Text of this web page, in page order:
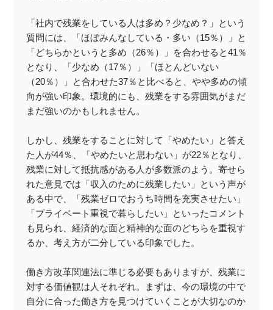
「社内で残業をしている人は多め？少なめ？」という
質問には、「ほぼみんなしている・多い（15％）」と
「どちらかというと多め（26％）」を合わせると41％
となり、「少なめ（17％）」「ほとんどいない
（20％）」と合わせた37％と比べると、やや多めの傾
向が強い印象。環境的にも、残業をする雰囲気がまだ
まだ強いのかもしれません。
しかし、残業をすることに対して「やめたい」と答え
た人が44％、「やめたいと思わない」が22％となり、
残業に対して抵抗感がある人が多数派のよう。寄せら
れた意見では「収入のために残業したい」という声が
ある中で、「残業ゼロでおうち時間を充実させたい」
「プライベート重視で暮らしたい」といったコメント
も見られ、経済的な面と精神的な面のどちらを重視す
るか、考え方が二分している印象でした。
働き方改革関連法に準じる必要もありますが、残業に
対する価値観は人それぞれ。まずは、今の環境の中で
自分に合った働き方を見つけていくことが大切なのか